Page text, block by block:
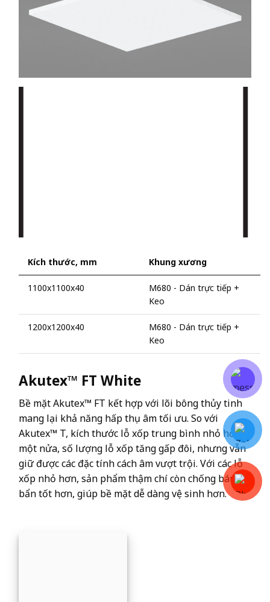
Kích thước, mm Khung xương
1100x1100x40
M680 - Dán trực tiếp +
Keo
1200x1200x40
M680 - Dán trực tiếp +
Keo
Akutex™ FT White
Bề mặt Akutex™ FT kết hợp với lõi bông thủy tinh
mang lại khả năng hấp thụ âm tối ưu. So với
Akutex™ T, kích thước lỗ xốp trung bình nhỏ hơn
một nửa, số lượng lỗ xốp tăng gấp đôi, nhưng vẫn
giữ được các đặc tính cách âm vượt trội. Với các lỗ
xốp nhỏ hơn, sản phẩm thậm chí còn chống bám
bẩn tốt hơn, giúp bề mặt dễ dàng vệ sinh hơn.